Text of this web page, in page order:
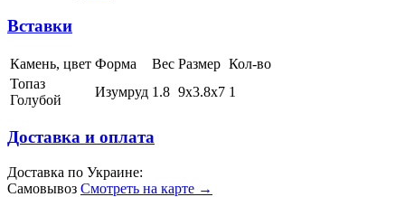
Вставки
Камень, цвет Форма Вес Размер Кол-во
Топаз
Голубой
Изумруд 1.8 9х3.8х7 1
Доставка и оплата
Доставка по Украине:
Самовывоз Смотреть на карте →